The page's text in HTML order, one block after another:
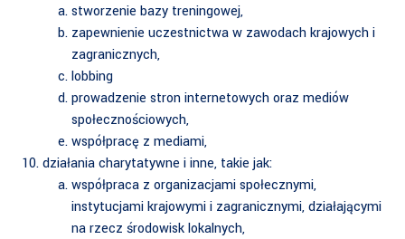
stworzenie bazy treningowej,
zapewnienie uczestnictwa w zawodach krajowych i
zagranicznych,
lobbing
prowadzenie stron internetowych oraz mediów
społecznościowych,
współpracę z mediami,
działania charytatywne i inne, takie jak:
współpraca z organizacjami społecznymi,
instytucjami krajowymi i zagranicznymi, działającymi
na rzecz środowisk lokalnych,